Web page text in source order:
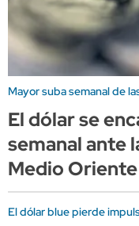
Mayor suba semanal de
El dólar se
semanal ante
Medio Oriente
El dólar blue pierde